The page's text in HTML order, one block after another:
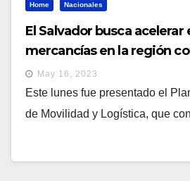
Home Nacionales
El Salvador busca acelerar
mercancías en la región
logísticos
May 16, 2023
Este lunes fue presentado el
de Movilidad y Logística, que